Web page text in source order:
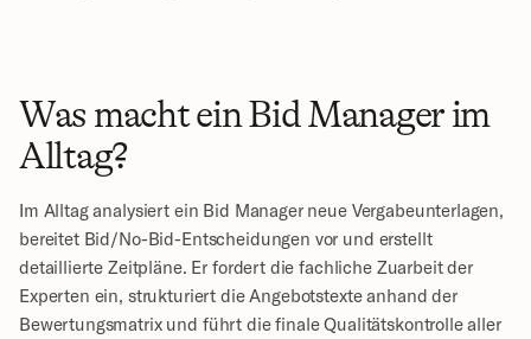
Was macht ein Bid Manager im
Alltag?
Im Alltag analysiert ein Bid Manager neue Vergabeunterlagen,
bereitet Bid/No-Bid-Entscheidungen vor und erstellt
detaillierte Zeitpläne. Er fordert die fachliche Zuarbeit der
Experten ein, strukturiert die Angebotstexte anhand der
Bewertungsmatrix und führt die finale Qualitätskontrolle aller